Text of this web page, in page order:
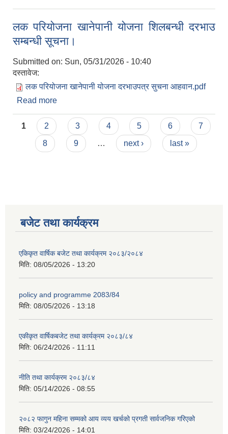
लक परियोजना खानेपानी योजना शिलबन्धी दरभाउ
सम्बन्धी सूचना।
Submitted on: Sun, 05/31/2026 - 10:40
दस्तावेज:
लक परियोजना खानेपानी योजना दरभाउपत्र सुचना आहवान.pdf
Read more
Pages
1 2 3 4 5 6
7
8
9 … next › last »
बजेट तथा कार्यक्रम
एकिकृत वार्षिक बजेट तथा कार्यक्रम २०८३/२०८४
मिति: 08/05/2026 - 13:20
policy and programme 2083/84
मिति: 08/05/2026 - 13:18
एकीकृत वार्षिकबजेट तथा कार्यक्रम २०८३/८४
मिति: 06/24/2026 - 11:11
नीति तथा कार्यक्रम २०८३/८४
मिति: 05/14/2026 - 08:55
२०८२ फागुन महिना सम्मको आय व्यय खर्चको प्रगती सार्वजनिक गरिएको
मिति: 03/24/2026 - 14:01